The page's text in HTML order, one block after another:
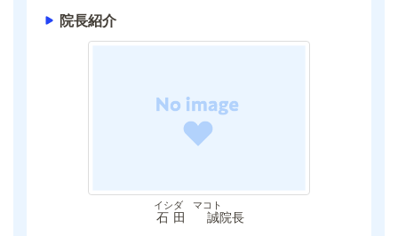
院長紹介
石田 誠
イシダ マコト
院長